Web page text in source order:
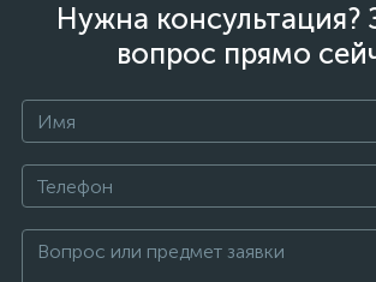
Нужна консультация?
вопрос прямо